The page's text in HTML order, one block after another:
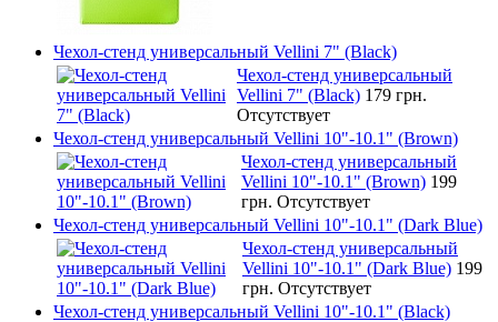
Чехол-стенд универсальный Vellini 7" (Black)
Чехол-стенд универсальный
Vellini 7" (Black) 179 грн.
Отсутствует
Чехол-стенд универсальный Vellini 10"-10.1" (Brown)
Чехол-стенд универсальный
Vellini 10"-10.1" (Brown) 199
грн. Отсутствует
Чехол-стенд универсальный Vellini 10"-10.1" (Dark Blue)
Чехол-стенд универсальный
Vellini 10"-10.1" (Dark Blue) 199
грн. Отсутствует
Чехол-стенд универсальный Vellini 10"-10.1" (Black)